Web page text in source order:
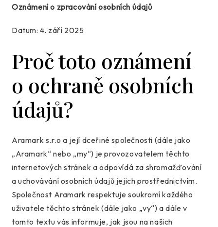
Oznámení o zpracování osobních údajů
Datum: 4. září 2025
Proč toto oznámení
o ochraně osobních
údajů?
Aramark s.r.o a její dceřiné společnosti (dále jako
„Aramark“ nebo „my“) je provozovatelem těchto
internetových stránek a odpovídá za shromažďování
a uchovávání osobních údajů jejich prostřednictvím.
Společnost Aramark respektuje soukromí každého
uživatele těchto stránek (dále jako „vy“) a dále v
tomto textu vás informuje, jak jsou na našich